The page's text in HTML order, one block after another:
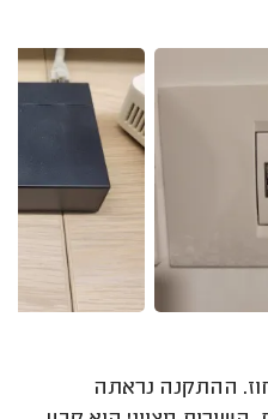
ההתקנה נראתה